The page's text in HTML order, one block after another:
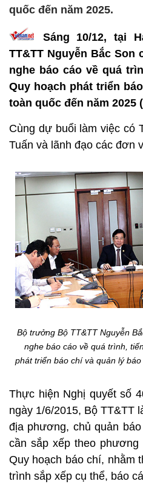
quốc đến năm 2025.
Sáng 10/12, tại
TT&TT Nguyễn Bắc
nghe báo cáo về quá
Quy hoạch phát triển
toàn quốc đến năm 2025
Cùng dự buổi làm việc có
Tuấn và lãnh đạo các đơn
Bộ trưởng Bộ TT&TT Nguyễn
nghe báo cáo về quá trình,
phát triển báo chí và quản lý
Thực hiện Nghị quyết số
ngày 1/6/2015, Bộ TT&TT
địa phương, chủ quản
cần sắp xếp theo
Quy hoạch báo chí, nhằm
trình sắp xếp cụ thể, báo